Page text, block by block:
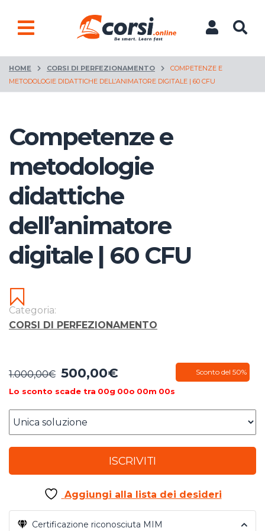
HOME CORSI DI PERFEZIONAMENTO
COMPETENZE E
METODOLOGIE DIDATTICHE DELL’ANIMATORE DIGITALE | 60 CFU
Competenze e
metodologie
didattiche
dell’animatore
digitale | 60 CFU
Categoria:
CORSI DI PERFEZIONAMENTO
1.000,00€ Il
prezzo
era:
1.000,00€.
500,00€Il
è:
Sconto del 50%
Lo sconto scade tra 00g 00o 00m 00s
ISCRIVITI
Aggiungi alla lista dei desideri
Certificazione riconosciuta MIM